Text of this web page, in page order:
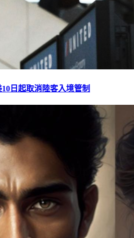
日起取消陸客入境管制